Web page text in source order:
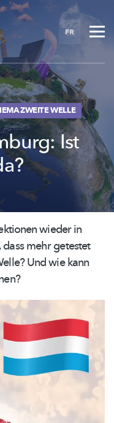
FR
ZWEITE WELLE
Ist
wieder in
mehr getestet
Und wie kann